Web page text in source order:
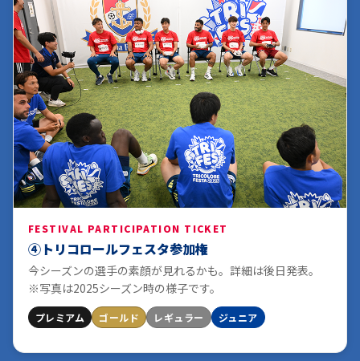
FESTIVAL PARTICIPATION TICKET
④トリコロールフェスタ参加権
今シーズンの選手の素顔が見れるかも。詳細は後日発表。
※写真は2025シーズン時の様子です。
プレミアム ゴールド レギュラー ジュニア